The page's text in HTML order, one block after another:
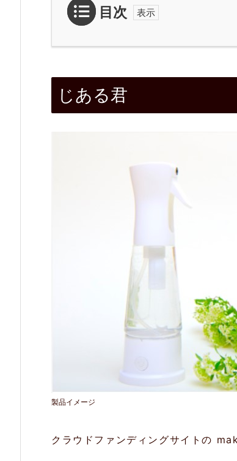
目次
1.
あ
る
道
じある君
製品イメージ
クラウドファンディングサイトの